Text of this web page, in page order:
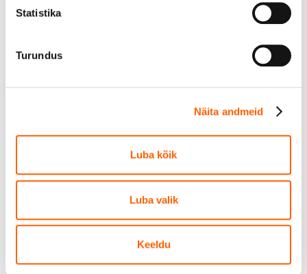
Statistika
Turundus
Näita andmeid
Luba kõik
Luba valik
Keeldu
1000 km
1000 3500
Auto kättesaamine